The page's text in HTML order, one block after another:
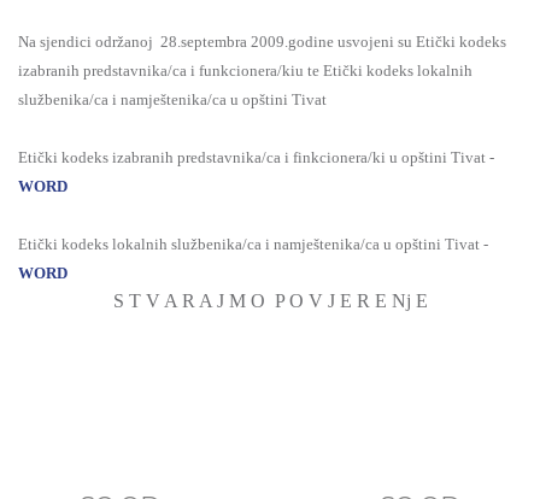
Na sjendici održanoj 28.septembra 2009.godine usvojeni su Etički kodeks
izabranih predstavnika/ca i funkcionera/kiu te Etički kodeks lokalnih
službenika/ca i namještenika/ca u opštini Tivat
Etički kodeks izabranih predstavnika/ca i finkcionera/ki u opštini Tivat -
WORD
Etički kodeks lokalnih službenika/ca i namještenika/ca u opštini Tivat -
WORD
S T V A R A J M O P O V J E R E Nj E